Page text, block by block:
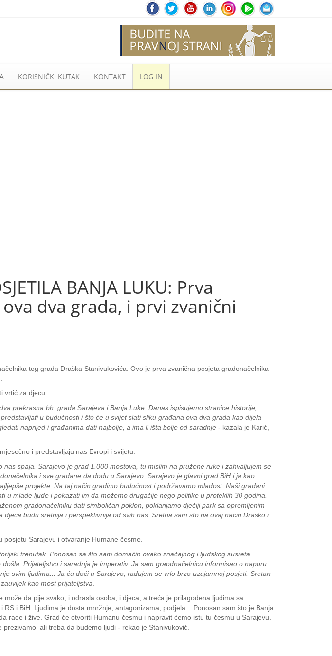
KORISNIČKI KUTAK KONTAKT LOG IN
BANJA LUKU: Prva
dva grada, i prvi zvanični
tog grada Draška Stanivukovića. Ovo je prva zvanična posjeta gradonačelnika
vrtić za djecu.
prekrasna bh. grada Sarajeva i Banja Luke. Danas ispisujemo stranice historije,
u budućnosti i što će u svijet slati sliku građana ova dva grada kao dijela
naprijed i građanima dati najbolje, a ima li išta bolje od saradnje - kazala je Karić,
i predstavljaju nas Evropi i svijetu.
spaja. Sarajevo je grad 1.000 mostova, tu mislim na pružene ruke i zahvaljujem se
i sve građane da dođu u Sarajevo. Sarajevo je glavni grad BiH i ja kao
projekte. Na taj način gradimo budućnost i podržavamo mladost. Naši građani
mlade ljude i pokazati im da možemo drugačije nego politike u proteklih 30 godina.
gradonačelniku dati simboličan poklon, poklanjamo dječiji park sa opremljenim
budu sretnija i perspektivnija od svih nas. Sretna sam što na ovaj način Draško i
Sarajevu i otvaranje Humane česme.
trenutak. Ponosan sa što sam domaćin ovako značajnog i ljudskog susreta.
Prijateljstvo i saradnja je imperativ. Ja sam graodnačelnicu informisao o naporu
svim ljudima... Ja ću doći u Sarajevo, radujem se vrlo brzo uzajamnoj posjeti. Sretan
kao most prijateljstva
da pije svako, i odrasla osoba, i djeca, a treća je prilagođena ljudima sa
i BiH. Ljudima je dosta mnržnje, antagonizama, podjela... Ponosan sam što je Banja
i žive. Grad će otvoriti Humanu česmu i napravit ćemo istu tu česmu u Sarajevu.
ali treba da budemo ljudi - rekao je Stanivuković.